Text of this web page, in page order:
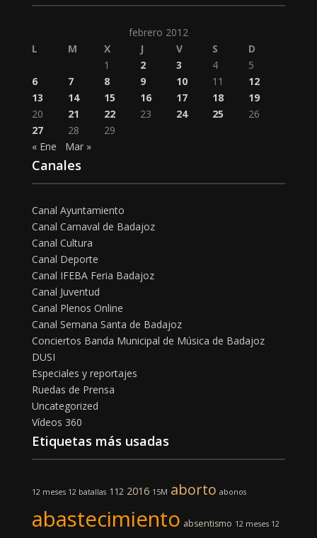
febrero 2012
L
M X J V S
D
1
2 3 4
5
6
7 8 9 10 11
12
13
14 15 16 17 18
19
20
21 22 23 24 25
26
27
28
29
« Ene
Mar »
Canales
Canal Ayuntamiento
Canal Carnaval de Badajoz
Canal Cultura
Canal Deporte
Canal IFEBA Feria Badajoz
Canal Juventud
Canal Plenos Online
Canal Semana Santa de Badajoz
Conciertos Banda Municipal de Música de Badajoz
DUSI
Especiales y reportajes
Ruedas de Prensa
Uncategorized
Vídeos 360
Etiquetas más usadas
12 meses 12 batallas 112 2016 15M aborto abonos
abastecimiento absentismo 12 meses 12